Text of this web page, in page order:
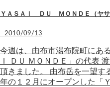
ＹＡＳＡＩ ＤＵ ＭＯＮＤＥ（ヤサ
2010/09/13
今週は、由布市湯布院町にあ
Ｉ ＤＵ ＭＯＮＤＥ」の代表
頂きました。 由布岳を一望す
年の１２月にオープンした「